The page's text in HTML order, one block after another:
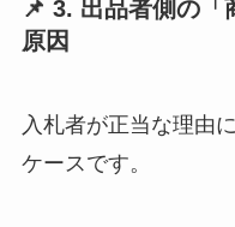
📌 3. 出品者側の「
原因
入札者が正当な理由
ケースです。